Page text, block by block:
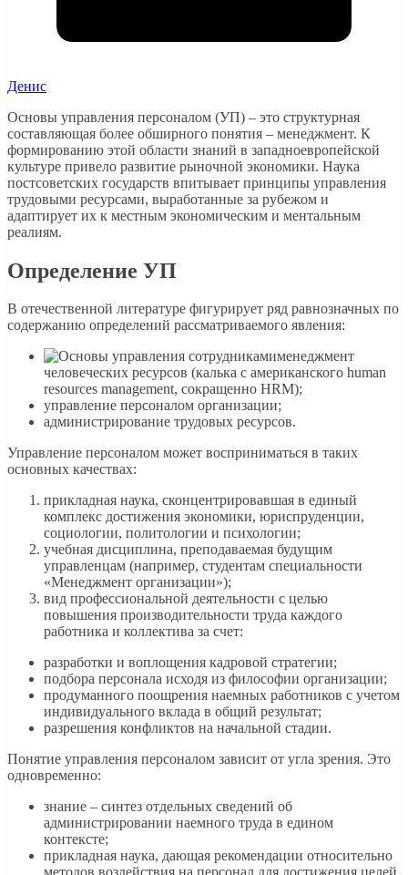
Денис
Основы управления персоналом (УП) – это структурная
составляющая более обширного понятия – менеджмент. К
формированию этой области знаний в западноевропейской
культуре привело развитие рыночной экономики. Наука
постсоветских государств впитывает принципы управления
трудовыми ресурсами, выработанные за рубежом и
адаптирует их к местным экономическим и ментальным
реалиям.
Определение УП
В отечественной литературе фигурирует ряд равнозначных по
содержанию определений рассматриваемого явления:
менеджмент
человеческих ресурсов (калька с американского human
resources management, сокращенно HRM);
управление персоналом организации;
администрирование трудовых ресурсов.
Управление персоналом может восприниматься в таких
основных качествах:
прикладная наука, сконцентрировавшая в единый
комплекс достижения экономики, юриспруденции,
социологии, политологии и психологии;
учебная дисциплина, преподаваемая будущим
управленцам (например, студентам специальности
«Менеджмент организации»);
вид профессиональной деятельности с целью
повышения производительности труда каждого
работника и коллектива за счет:
разработки и воплощения кадровой стратегии;
подбора персонала исходя из философии организации;
продуманного поощрения наемных работников с учетом
индивидуального вклада в общий результат;
разрешения конфликтов на начальной стадии.
Понятие управления персоналом зависит от угла зрения. Это
одновременно:
знание – синтез отдельных сведений об
администрировании наемного труда в едином
контексте;
прикладная наука, дающая рекомендации относительно